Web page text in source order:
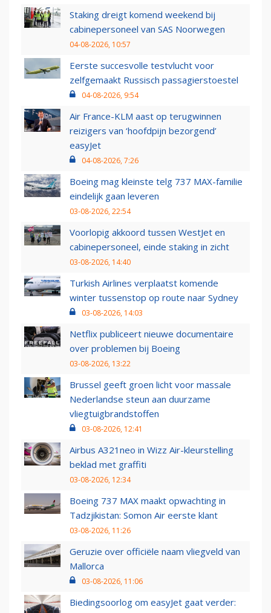
Staking dreigt komend weekend bij
cabinepersoneel van SAS Noorwegen
04-08-2026, 10:57
Eerste succesvolle testvlucht voor
zelfgemaakt Russisch passagierstoestel
04-08-2026, 9:54
Air France-KLM aast op terugwinnen
reizigers van ‘hoofdpijn bezorgend’
easyJet
04-08-2026, 7:26
Boeing mag kleinste telg 737 MAX-familie
eindelijk gaan leveren
03-08-2026, 22:54
Voorlopig akkoord tussen WestJet en
cabinepersoneel, einde staking in zicht
03-08-2026, 14:40
Turkish Airlines verplaatst komende
winter tussenstop op route naar Sydney
03-08-2026, 14:03
Netflix publiceert nieuwe documentaire
over problemen bij Boeing
03-08-2026, 13:22
Brussel geeft groen licht voor massale
Nederlandse steun aan duurzame
vliegtuigbrandstoffen
03-08-2026, 12:41
Airbus A321neo in Wizz Air-kleurstelling
beklad met graffiti
03-08-2026, 12:34
Boeing 737 MAX maakt opwachting in
Tadzjikistan: Somon Air eerste klant
03-08-2026, 11:26
Geruzie over officiële naam vliegveld van
Mallorca
03-08-2026, 11:06
Biedingsoorlog om easyJet gaat verder: